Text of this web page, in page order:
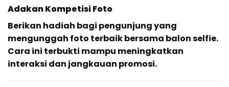
Adakan Kompetisi Foto
Berikan hadiah bagi pengunjung yang
mengunggah foto terbaik bersama balon selfie.
Cara ini terbukti mampu meningkatkan
interaksi dan jangkauan promosi.